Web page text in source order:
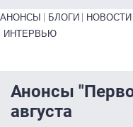
Primary links bottom
АНОНСЫ БЛОГИ НОВОСТИ
ИНТЕРВЬЮ
Анонсы
августа